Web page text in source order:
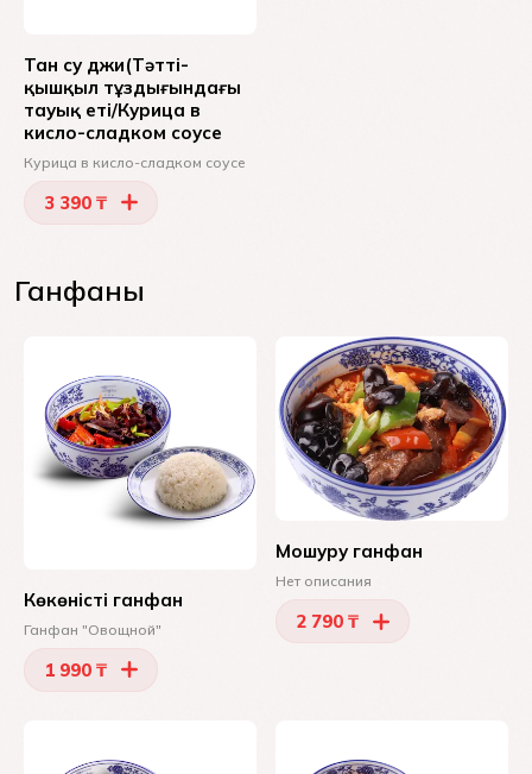
Тан су джи(Тәтті-
қышқыл тұздығындағы
тауық еті/Курица в
кисло-сладком соусе
Курица в кисло-сладком соусе
3 390 ₸
Ганфаны
Көкөністі ганфан
Ганфан "Овощной"
1 990 ₸
Мошуру ганфан
Нет описания
2 790 ₸